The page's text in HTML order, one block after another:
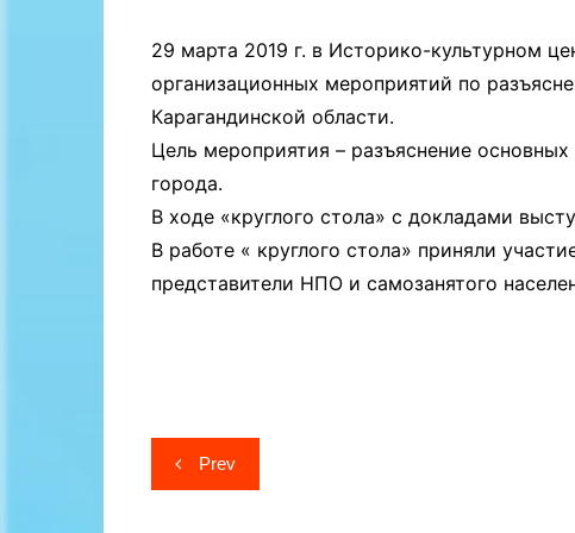
29 марта 2019 г. в Историко-культурном
организационных мероприятий по
Карагандинской области.
Цель мероприятия – разъяснение
города.
В ходе «круглого стола» с докладами
В работе « круглого стола» приняли
представители НПО и самозанятого
Навигация
по
Prev